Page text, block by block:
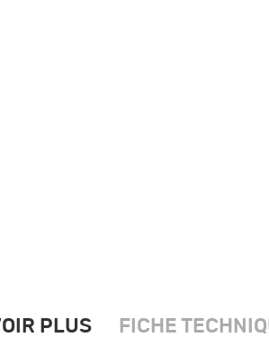
PLUS FICHE